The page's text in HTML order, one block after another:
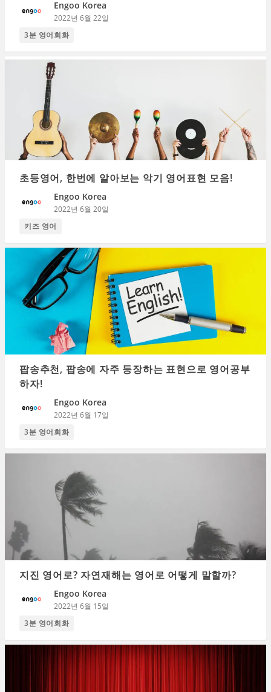
Engoo Korea
2022년 6월 22일
3분 영어회화
초등영어, 한번에 알아보는 악기 영어표현 모음!
Engoo Korea
2022년 6월 20일
키즈 영어
팝송추천, 팝송에 자주 등장하는 표현으로 영어공부
하자!
Engoo Korea
2022년 6월 17일
3분 영어회화
지진 영어로? 자연재해는 영어로 어떻게 말할까?
Engoo Korea
2022년 6월 15일
3분 영어회화